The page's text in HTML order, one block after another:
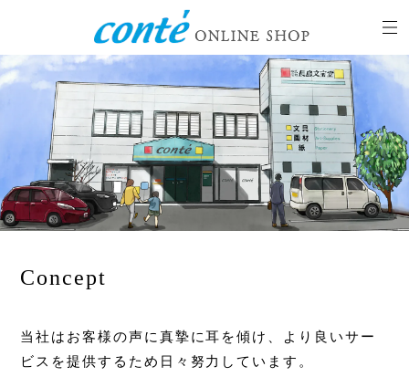
Concept
当社はお客様の声に真摯に耳を傾け、より良いサー
ビスを提供するため日々努力しています。